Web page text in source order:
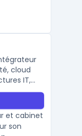
cloud
IT,
et
en
et cabinet
son